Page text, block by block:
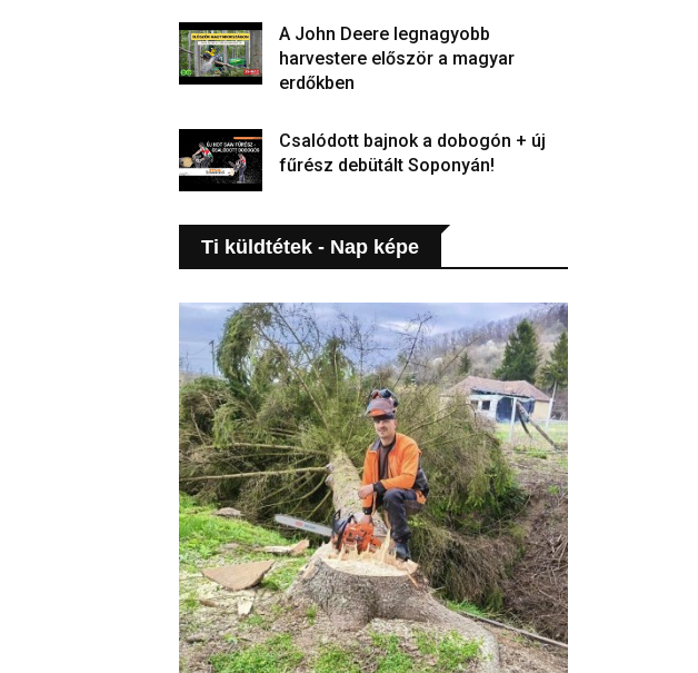
A John Deere legnagyobb
harvestere először a magyar
erdőkben
Csalódott bajnok a dobogón + új
fűrész debütált Soponyán!
Ti küldtétek - Nap képe